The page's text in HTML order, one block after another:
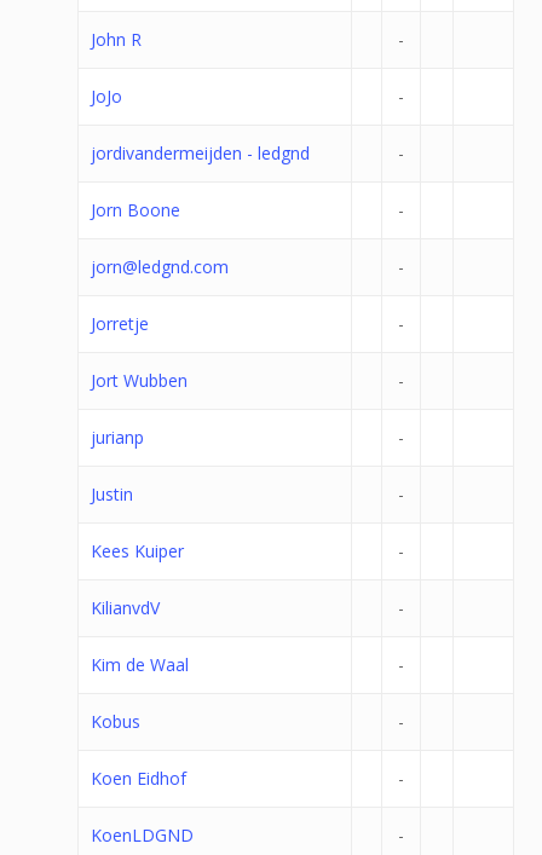
John R -
JoJo -
jordivandermeijden - ledgnd -
Jorn Boone -
jorn@ledgnd.com -
Jorretje -
Jort Wubben -
jurianp -
Justin -
Kees Kuiper -
KilianvdV -
Kim de Waal -
Kobus -
Koen Eidhof -
KoenLDGND -